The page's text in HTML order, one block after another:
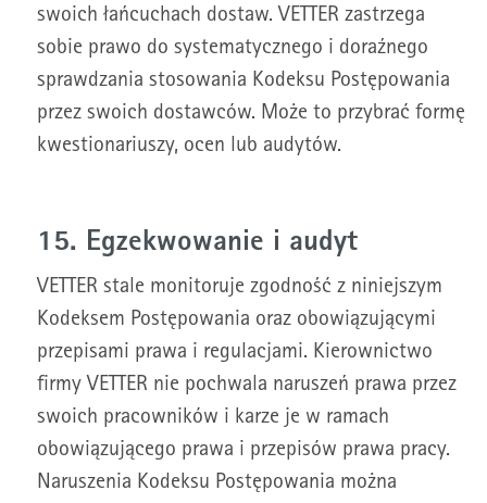
swoich łańcuchach dostaw. VETTER zastrzega
sobie prawo do systematycznego i doraźnego
sprawdzania stosowania Kodeksu Postępowania
przez swoich dostawców. Może to przybrać formę
kwestionariuszy, ocen lub audytów.
15. Egzekwowanie i audyt
VETTER stale monitoruje zgodność z niniejszym
Kodeksem Postępowania oraz obowiązującymi
przepisami prawa i regulacjami. Kierownictwo
firmy VETTER nie pochwala naruszeń prawa przez
swoich pracowników i karze je w ramach
obowiązującego prawa i przepisów prawa pracy.
Naruszenia Kodeksu Postępowania można